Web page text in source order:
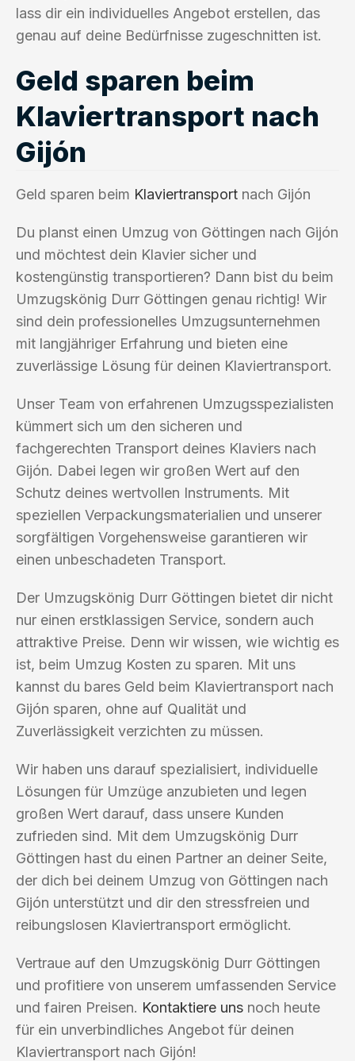
lass dir ein individuelles Angebot erstellen, das
genau auf deine Bedürfnisse zugeschnitten ist.
Geld sparen beim
Klaviertransport nach
Gijón
Geld sparen beim Klaviertransport nach Gijón
Du planst einen Umzug von Göttingen nach Gijón
und möchtest dein Klavier sicher und
kostengünstig transportieren? Dann bist du beim
Umzugskönig Durr Göttingen genau richtig! Wir
sind dein professionelles Umzugsunternehmen
mit langjähriger Erfahrung und bieten eine
zuverlässige Lösung für deinen Klaviertransport.
Unser Team von erfahrenen Umzugsspezialisten
kümmert sich um den sicheren und
fachgerechten Transport deines Klaviers nach
Gijón. Dabei legen wir großen Wert auf den
Schutz deines wertvollen Instruments. Mit
speziellen Verpackungsmaterialien und unserer
sorgfältigen Vorgehensweise garantieren wir
einen unbeschadeten Transport.
Der Umzugskönig Durr Göttingen bietet dir nicht
nur einen erstklassigen Service, sondern auch
attraktive Preise. Denn wir wissen, wie wichtig es
ist, beim Umzug Kosten zu sparen. Mit uns
kannst du bares Geld beim Klaviertransport nach
Gijón sparen, ohne auf Qualität und
Zuverlässigkeit verzichten zu müssen.
Wir haben uns darauf spezialisiert, individuelle
Lösungen für Umzüge anzubieten und legen
großen Wert darauf, dass unsere Kunden
zufrieden sind. Mit dem Umzugskönig Durr
Göttingen hast du einen Partner an deiner Seite,
der dich bei deinem Umzug von Göttingen nach
Gijón unterstützt und dir den stressfreien und
reibungslosen Klaviertransport ermöglicht.
Vertraue auf den Umzugskönig Durr Göttingen
und profitiere von unserem umfassenden Service
und fairen Preisen. Kontaktiere uns noch heute
für ein unverbindliches Angebot für deinen
Klaviertransport nach Gijón!